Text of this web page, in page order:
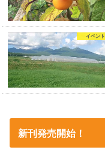
イベント
新刊発売開始！